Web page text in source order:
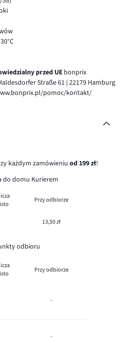
przed UE bonprix
Straße 61 | 22179 Hamburg
pomoc/kontakt/
każdym zamówieniuod 199 zł!
do domu Kurierem
Przy odbiorze
13,50 zł
odbioru
Przy odbiorze
-
-